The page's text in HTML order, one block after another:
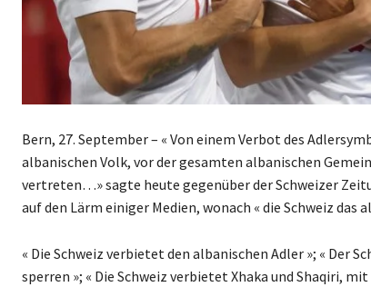
Bern, 27. September – « Von einem Verbot des
albanischen Volk, vor der gesamten albanischen
vertreten…» sagte heute gegenüber der Schweizer
auf den Lärm einiger Medien, wonach « die Schweiz
« Die Schweiz verbietet den albanischen Adler »; « Der
sperren »; « Die Schweiz verbietet Xhaka und Shaqiri,